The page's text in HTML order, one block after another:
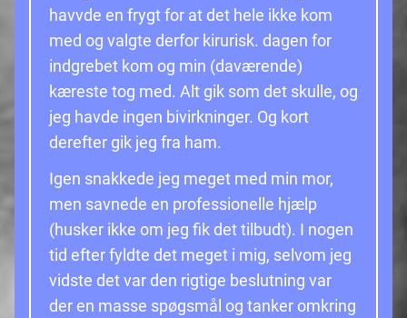
havvde en frygt for at det hele ikke kom
med og valgte derfor kirurisk. dagen for
indgrebet kom og min (daværende)
kæreste tog med. Alt gik som det skulle, og
jeg havde ingen bivirkninger. Og kort
derefter gik jeg fra ham.
Igen snakkede jeg meget med min mor,
men savnede en professionelle hjælp
(husker ikke om jeg fik det tilbudt). I nogen
tid efter fyldte det meget i mig, selvom jeg
vidste det var den rigtige beslutning var
der en masse spøgsmål og tanker omkring